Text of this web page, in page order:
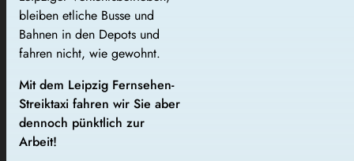
bleiben etliche Busse und
Bahnen in den Depots und
fahren nicht, wie gewohnt.
Mit dem Leipzig Fernsehen-
Streiktaxi fahren wir Sie aber
dennoch pünktlich zur
Arbeit!